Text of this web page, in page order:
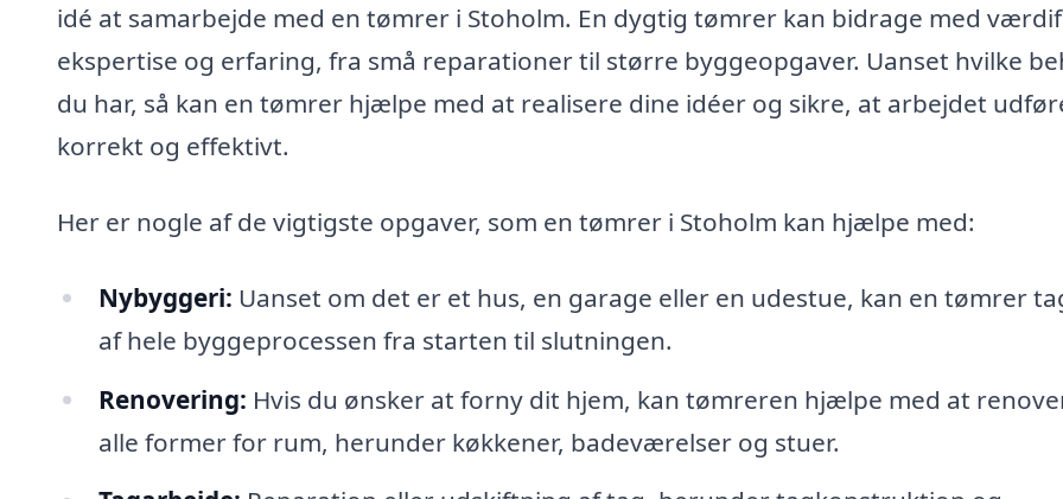
idé at samarbejde med en tømrer i Stoholm. En dygtig tømrer kan bidrage med
ekspertise og erfaring, fra små reparationer til større byggeopgaver. Uanset hvilke
du har, så kan en tømrer hjælpe med at realisere dine idéer og sikre, at arbejdet
korrekt og effektivt.
Her er nogle af de vigtigste opgaver, som en tømrer i Stoholm kan hjælpe med:
Nybyggeri: Uanset om det er et hus, en garage eller en udestue, kan en tømrer
af hele byggeprocessen fra starten til slutningen.
Renovering: Hvis du ønsker at forny dit hjem, kan tømreren hjælpe med at
alle former for rum, herunder køkkener, badeværelser og stuer.